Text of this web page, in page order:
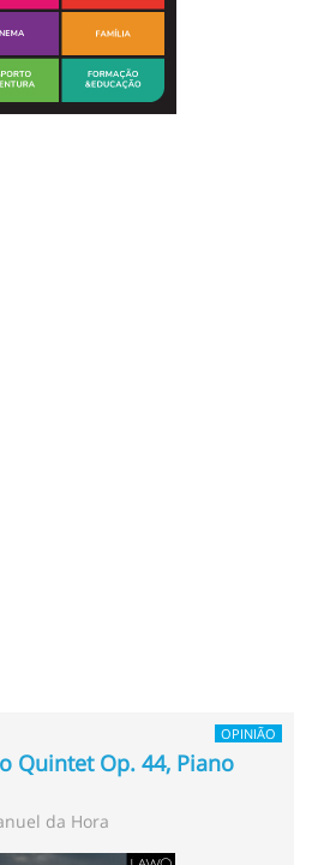
OPINIÃO
Quintet Op. 44, Piano
da Hora